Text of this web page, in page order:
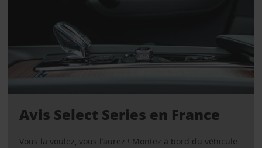
Avis Select Series en France
Vous la voulez, vous l’aurez ! Montez à bord du véhicule